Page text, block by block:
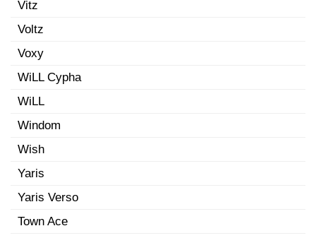
Vitz
Voltz
Voxy
WiLL Cypha
WiLL
Windom
Wish
Yaris
Yaris Verso
Town Ace